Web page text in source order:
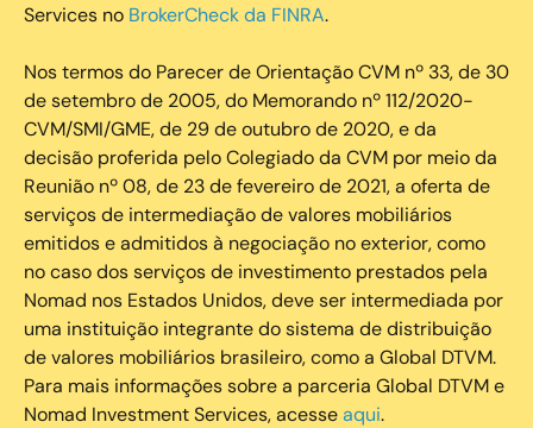
Services no BrokerCheck da FINRA.
Nos termos do Parecer de Orientação CVM nº 33, de 30
de setembro de 2005, do Memorando nº 112/2020-
CVM/SMI/GME, de 29 de outubro de 2020, e da
decisão proferida pelo Colegiado da CVM por meio da
Reunião nº 08, de 23 de fevereiro de 2021, a oferta de
serviços de intermediação de valores mobiliários
emitidos e admitidos à negociação no exterior, como
no caso dos serviços de investimento prestados pela
Nomad nos Estados Unidos, deve ser intermediada por
uma instituição integrante do sistema de distribuição
de valores mobiliários brasileiro, como a Global DTVM.
Para mais informações sobre a parceria Global DTVM e
Nomad Investment Services, acesseaqui.